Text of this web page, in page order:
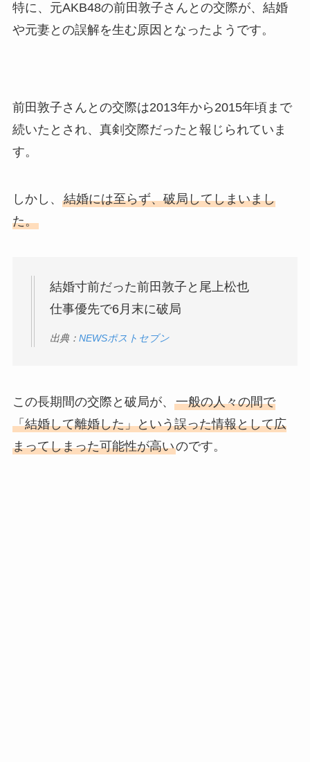
特に、元AKB48の前田敦子さんとの交際が、結婚
や元妻との誤解を生む原因となったようです。
前田敦子さんとの交際は2013年から2015年頃まで
続いたとされ、真剣交際だったと報じられていま
す。
しかし、 結婚には至らず、破局してしまいまし
た。
結婚寸前だった前田敦子と尾上松也
仕事優先で6月末に破局
出典： NEWSポストセブン
この長期間の交際と破局が、 一般の人々の間で
「結婚して離婚した」という誤った情報として広
まってしまった可能性が高いのです。